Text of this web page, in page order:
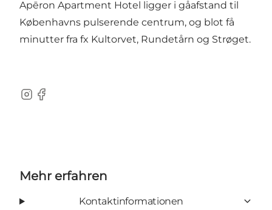
Apēron Apartment Hotel ligger i gåafstand til
Københavns pulserende centrum, og blot få
minutter fra fx Kultorvet, Rundetårn og Strøget.
Instagram
Facebook
Mehr erfahren
Kontaktinformationen